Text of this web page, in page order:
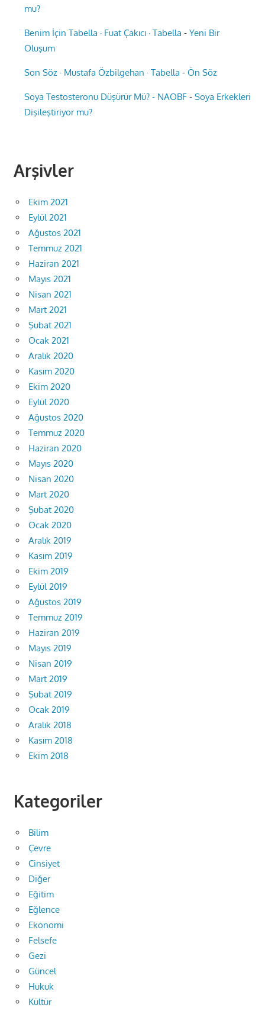
mu?
Benim İçin Tabella · Fuat Çakıcı · Tabella -Yeni Bir
Oluşum
Son Söz · Mustafa Özbilgehan · Tabella -Ön Söz
Soya Testosteronu Düşürür Mü? - NAOBF -Soya Erkekleri
Dişileştiriyor mu?
Arşivler
Ekim 2021
Eylül 2021
Ağustos 2021
Temmuz 2021
Haziran 2021
Mayıs 2021
Nisan 2021
Mart 2021
Şubat 2021
Ocak 2021
Aralık 2020
Kasım 2020
Ekim 2020
Eylül 2020
Ağustos 2020
Temmuz 2020
Haziran 2020
Mayıs 2020
Nisan 2020
Mart 2020
Şubat 2020
Ocak 2020
Aralık 2019
Kasım 2019
Ekim 2019
Eylül 2019
Ağustos 2019
Temmuz 2019
Haziran 2019
Mayıs 2019
Nisan 2019
Mart 2019
Şubat 2019
Ocak 2019
Aralık 2018
Kasım 2018
Ekim 2018
Kategoriler
Bilim
Çevre
Cinsiyet
Diğer
Eğitim
Eğlence
Ekonomi
Felsefe
Gezi
Güncel
Hukuk
Kültür